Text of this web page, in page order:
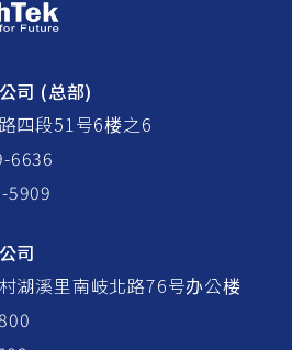
司 (总部)
四段51号6楼之6
6636
5909
司
湖溪里南岐北路76号办公楼